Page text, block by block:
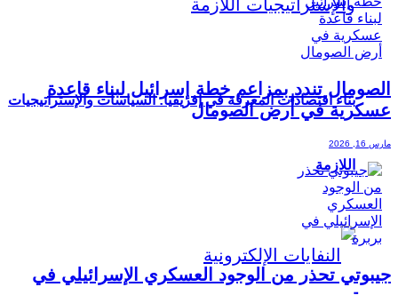
بناء اقتصادات المعرفة في إفريقيا: السياسات والإستراتيجيات
اللازمة
الصومال تندد بمزاعم خطة إسرائيل لبناء قاعدة
عسكرية في أرض الصومال
مارس 16, 2026
جيبوتي تحذر من الوجود العسكري الإسرائيلي في